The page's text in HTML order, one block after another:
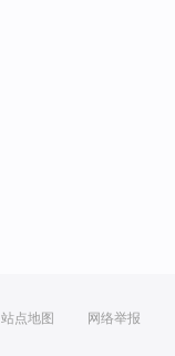
站点地图 网络举报